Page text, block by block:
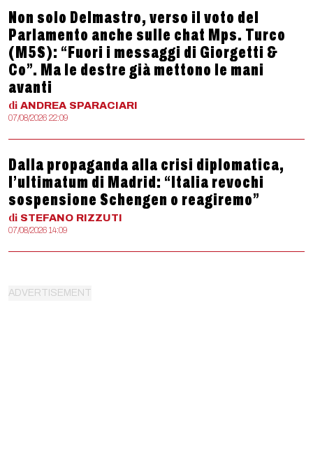
Non solo Delmastro, verso il voto del
Parlamento anche sulle chat Mps. Turco
(M5S): “Fuori i messaggi di Giorgetti &
Co”. Ma le destre già mettono le mani
avanti
di ANDREA SPARACIARI
07/08/2026 22:09
Dalla propaganda alla crisi diplomatica,
l’ultimatum di Madrid: “Italia revochi
sospensione Schengen o reagiremo”
di STEFANO RIZZUTI
07/08/2026 14:09